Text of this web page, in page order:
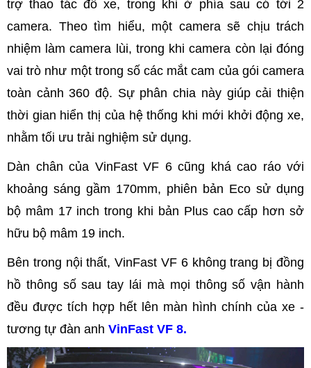
trợ thao tác đỗ xe, trong khi ở phía sau có tới 2
camera. Theo tìm hiểu, một camera sẽ chịu trách
nhiệm làm camera lùi, trong khi camera còn lại đóng
vai trò như một trong số các mắt cam của gói camera
toàn cảnh 360 độ. Sự phân chia này giúp cải thiện
thời gian hiển thị của hệ thống khi mới khởi động xe,
nhằm tối ưu trải nghiệm sử dụng.
Dàn chân của VinFast VF 6 cũng khá cao ráo với
khoảng sáng gầm 170mm, phiên bản Eco sử dụng
bộ mâm 17 inch trong khi bản Plus cao cấp hơn sở
hữu bộ mâm 19 inch.
Bên trong nội thất, VinFast VF 6 không trang bị đồng
hồ thông số sau tay lái mà mọi thông số vận hành
đều được tích hợp hết lên màn hình chính của xe -
tương tự đàn anh VinFast VF 8.